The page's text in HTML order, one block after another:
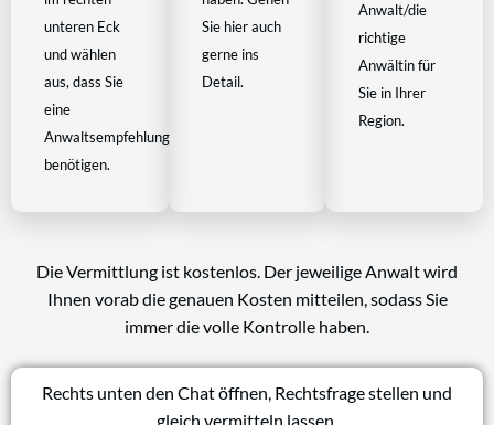
unteren Eck
und wählen
aus, dass Sie
eine
Anwaltsempfehlung
benötigen.
Sie hier auch
gerne ins
Detail.
Anwalt/die
richtige
Anwältin für
Sie in Ihrer
Region.
Die Vermittlung ist kostenlos. Der jeweilige Anwalt wird
Ihnen vorab die genauen Kosten mitteilen, sodass Sie
immer die volle Kontrolle haben.
Rechts unten den Chat öffnen, Rechtsfrage stellen und
gleich vermitteln lassen.